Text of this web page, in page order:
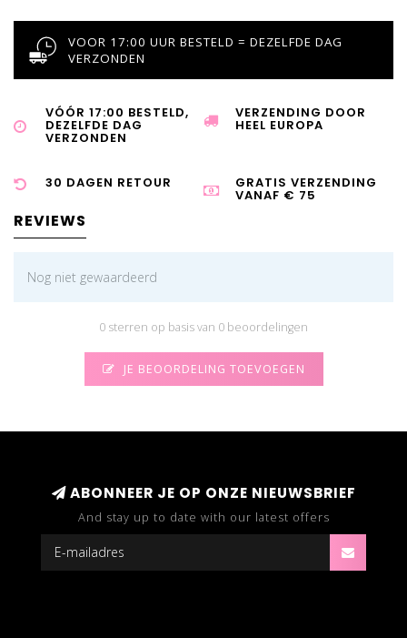
VOOR 17:00 UUR BESTELD = DEZELFDE DAG
VERZONDEN
VÓÓR 17:00 BESTELD,
DEZELFDE DAG
VERZONDEN
VERZENDING DOOR
HEEL EUROPA
30 DAGEN RETOUR GRATIS VERZENDING
VANAF € 75
REVIEWS
Nog niet gewaardeerd
0 sterren op basis van 0 beoordelingen
JE BEOORDELING TOEVOEGEN
ABONNEER JE OP ONZE NIEUWSBRIEF
And stay up to date with our latest offers